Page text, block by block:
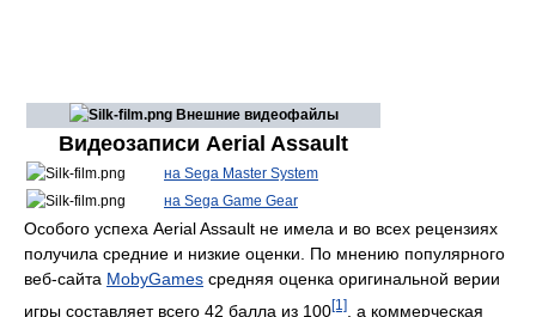
Внешние видеофайлы
Видеозаписи Aerial Assault
на Sega Master System
на Sega Game Gear
Особого успеха Aerial Assault не имела и во всех рецензиях
получила средние и низкие оценки. По мнению популярного
веб-сайта MobyGames средняя оценка оригинальной верии
игры составляет всего 42 балла из 100[1]
, а коммерческая